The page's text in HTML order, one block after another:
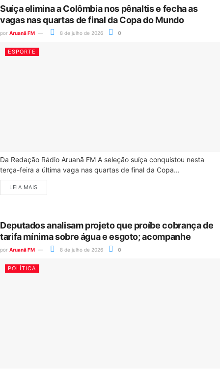
Suíça elimina a Colômbia nos pênaltis e fecha as
vagas nas quartas de final da Copa do Mundo
por Aruanã FM 8 de julho de 2026 0
ESPORTE
Da Redação Rádio Aruanã FM A seleção suíça conquistou nesta
terça-feira a última vaga nas quartas de final da Copa...
LEIA MAIS
Deputados analisam projeto que proíbe cobrança de
tarifa mínima sobre água e esgoto; acompanhe
por Aruanã FM 8 de julho de 2026 0
POLÍTICA